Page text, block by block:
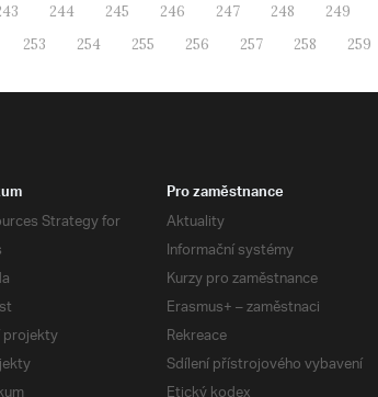
244 245 246 247 248 249
253 254 255 256 257 258 259
Strategy for
Pro zaměstnance
Aktuality
Informační systémy
Kurzy pro zaměstnance
Erasmus+ – zaměstnaci
Rekreace
Sdílení přístrojového vybavení